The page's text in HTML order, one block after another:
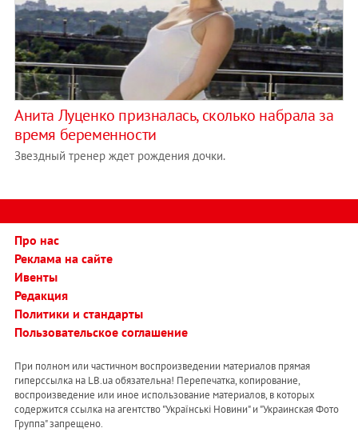
Анита Луценко призналась, сколько набрала за
время беременности
Звездный тренер ждет рождения дочки.
Про нас
Реклама на сайте
Ивенты
Редакция
Политики и стандарты
Пользовательское соглашение
При полном или частичном воспроизведении материалов прямая
гиперссылка на LB.ua обязательна! Перепечатка, копирование,
воспроизведение или иное использование материалов, в которых
содержится ссылка на агентство "Українськi Новини" и "Украинская Фото
Группа" запрещено.